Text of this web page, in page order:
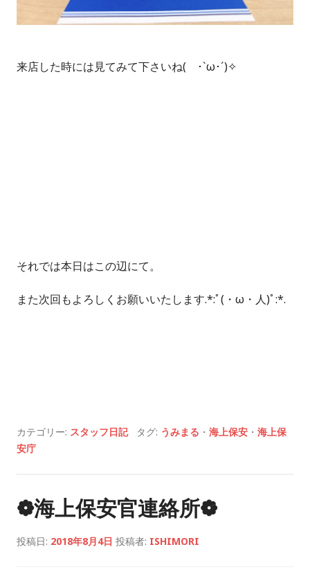
来店した時には見てみて下さいね( ･`ω･´)✧
それでは本日はこの辺にて。
また次回もよろしくお願いいたします.*:ﾟ(・ω・人)ﾟ:*.
カテゴリー: スタッフ日記 タグ: うみまる ・ 海上保安 ・ 海上保
安庁
❁海上保安官連絡所❁
投稿日: 2018年8月4日 投稿者: ISHIMORI